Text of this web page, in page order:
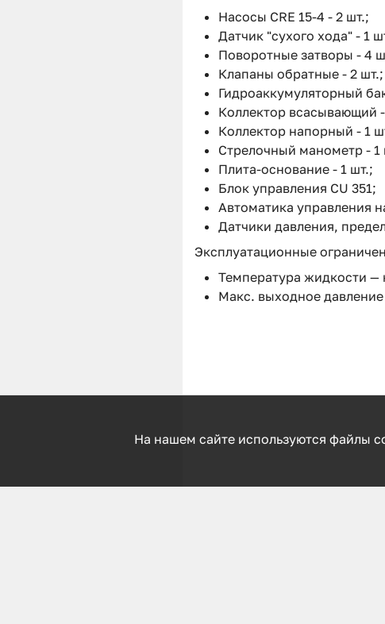
Насосы CRE 15-4 - 2 шт.;
Датчик "сухого хода" - 1
Поворотные затворы - 4
Клапаны обратные - 2 шт.;
Гидроаккумуляторный
Коллектор всасывающий
Коллектор напорный - 1
Стрелочный манометр - 1
Плита-основание - 1 шт.;
Блок управления CU 351;
Автоматика управления
Датчики давления,
Эксплуатационные
Температура жидкости —
Макс. выходное
На нашем сайте используются файлы